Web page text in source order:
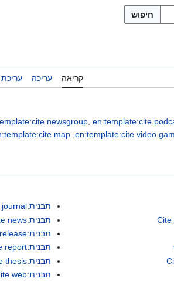
חיפוש
קריאה עריכה
newsgroup en:template:cite
en:template:cite video
map
תבנית:Cite journal
תבנית:Cite news
תבנית:Cite press release
תבנית:Cite report
תבנית:Cite thesis
תבנית:Cite web